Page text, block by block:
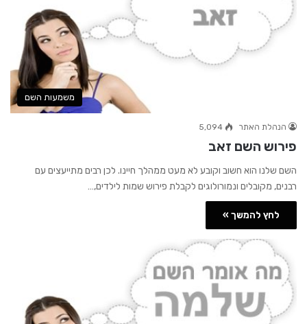
משמעות השם
הנהלת האתר 5,094
פירוש השם זאב
השם שלנו הוא חשוב וקובע לא מעט ממהלך חיינו. לכן רבים מתייעצים עם
רבנים, מקובלים ונמורולוגים לקבלת פירוש שמות לילדים,…
לחץ להמשך »